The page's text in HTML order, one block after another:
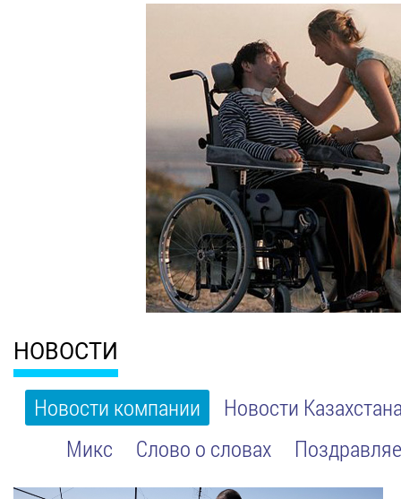
НОВОСТИ
Новости компании
Новости
Микс
Слово о словах